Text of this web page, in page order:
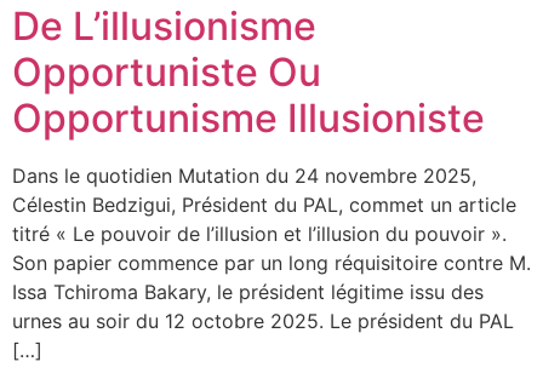
De L’illusionisme
Opportuniste Ou
Opportunisme Illusioniste
Dans le quotidien Mutation du 24 novembre 2025,
Célestin Bedzigui, Président du PAL, commet un article
titré « Le pouvoir de l’illusion et l’illusion du pouvoir ».
Son papier commence par un long réquisitoire contre M.
Issa Tchiroma Bakary, le président légitime issu des
urnes au soir du 12 octobre 2025. Le président du PAL
[…]